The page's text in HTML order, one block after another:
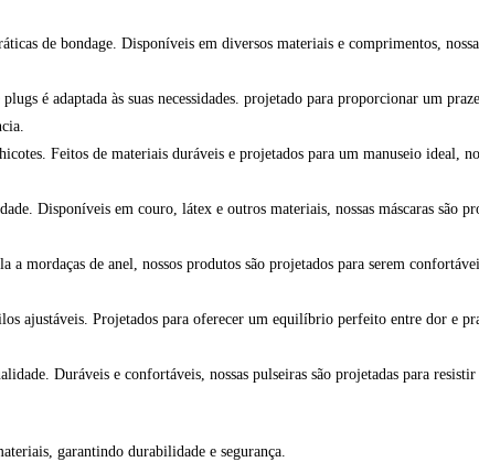
de bondage. Disponíveis em diversos materiais e comprimentos,
é adaptada às suas necessidades. projetado para proporcionar um
Feitos de materiais duráveis e projetados para um manuseio ideal,
Disponíveis em couro, látex e outros materiais, nossas máscaras são
a mordaças de anel, nossos produtos são projetados para serem
ajustáveis. Projetados para oferecer um equilíbrio perfeito entre dor e
Duráveis e confortáveis, nossas pulseiras são projetadas para
garantindo durabilidade e segurança.